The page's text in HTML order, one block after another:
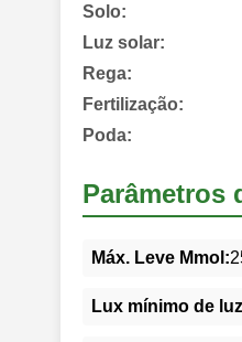
Solo:
Luz solar:
Rega:
Fertilização:
Poda:
Parâmetros
Máx. Leve Mmol:
Lux mínimo de